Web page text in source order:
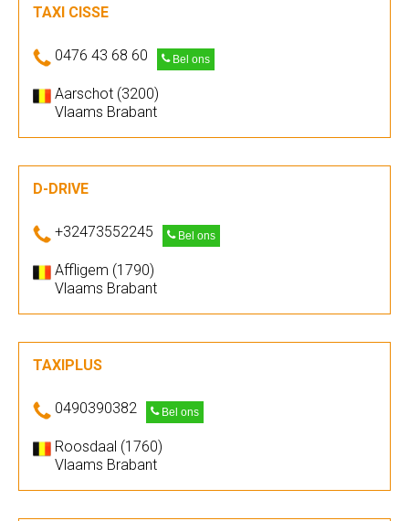
TAXI CISSE
0476 43 68 60 Bel ons
Aarschot (3200)
Vlaams Brabant
D-DRIVE
+32473552245 Bel ons
Affligem (1790)
Vlaams Brabant
TAXIPLUS
0490390382 Bel ons
Roosdaal (1760)
Vlaams Brabant